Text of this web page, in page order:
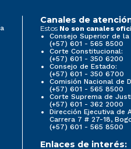
Canales de
Estos No son canales
Consejo Superior de
(+57) 601 - 565 8500
Corte Constitucional:
(+57) 601 - 350 6200
Consejo de Estado:
(+57) 601 - 350 6700
Comisión Nacional de
(+57) 601 - 565 8500
Corte Suprema de
(+57) 601 - 362 2000
Dirección Ejecutiva de
Carrera 7 # 27-18,
(+57) 601 - 565 8500
Enlaces de interés: